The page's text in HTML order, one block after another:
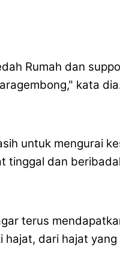
Rumah dan
kata
untuk mengurai
tinggal dan
terus
dari hajat